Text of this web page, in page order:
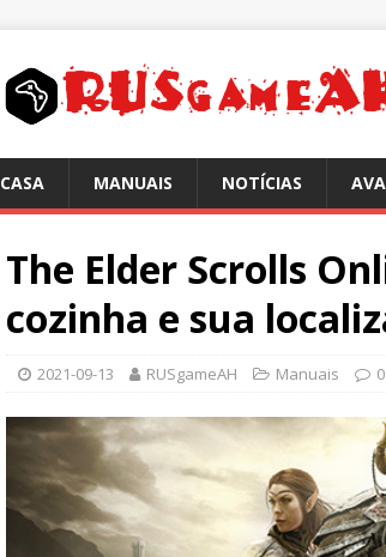
CASA MANUAIS NOTÍCIAS
The Elder Scrolls
cozinha e sua
2021-09-13 RUSgameAH Manuais 0